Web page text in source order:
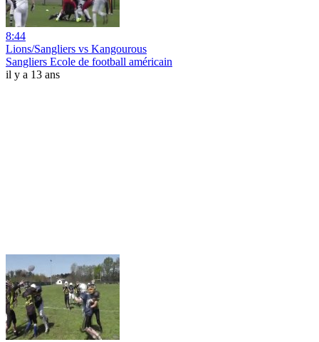
8:44
Lions/Sangliers vs Kangourous
Sangliers Ecole de football américain
il y a 13 ans